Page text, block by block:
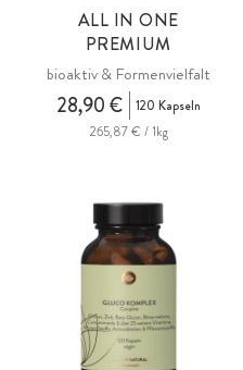
ALL IN ONE
PREMIUM
bioaktiv & Formenvielfalt
28,90 €
120 Kapseln
265,87 € / 1kg